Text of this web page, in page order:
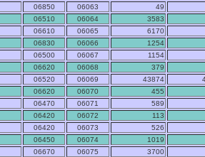
06850 06063
49
06510 06064
3583
06610 06065
6170
06830 06066
1254
06500 06067
1154
06620 06068
379
06520 06069 43874
06620 06070
455
06470 06071
589
06420 06072
113
06420 06073
526
06450 06074
1019
06670 06075
3700